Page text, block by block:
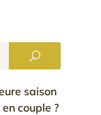
saison
couple ?